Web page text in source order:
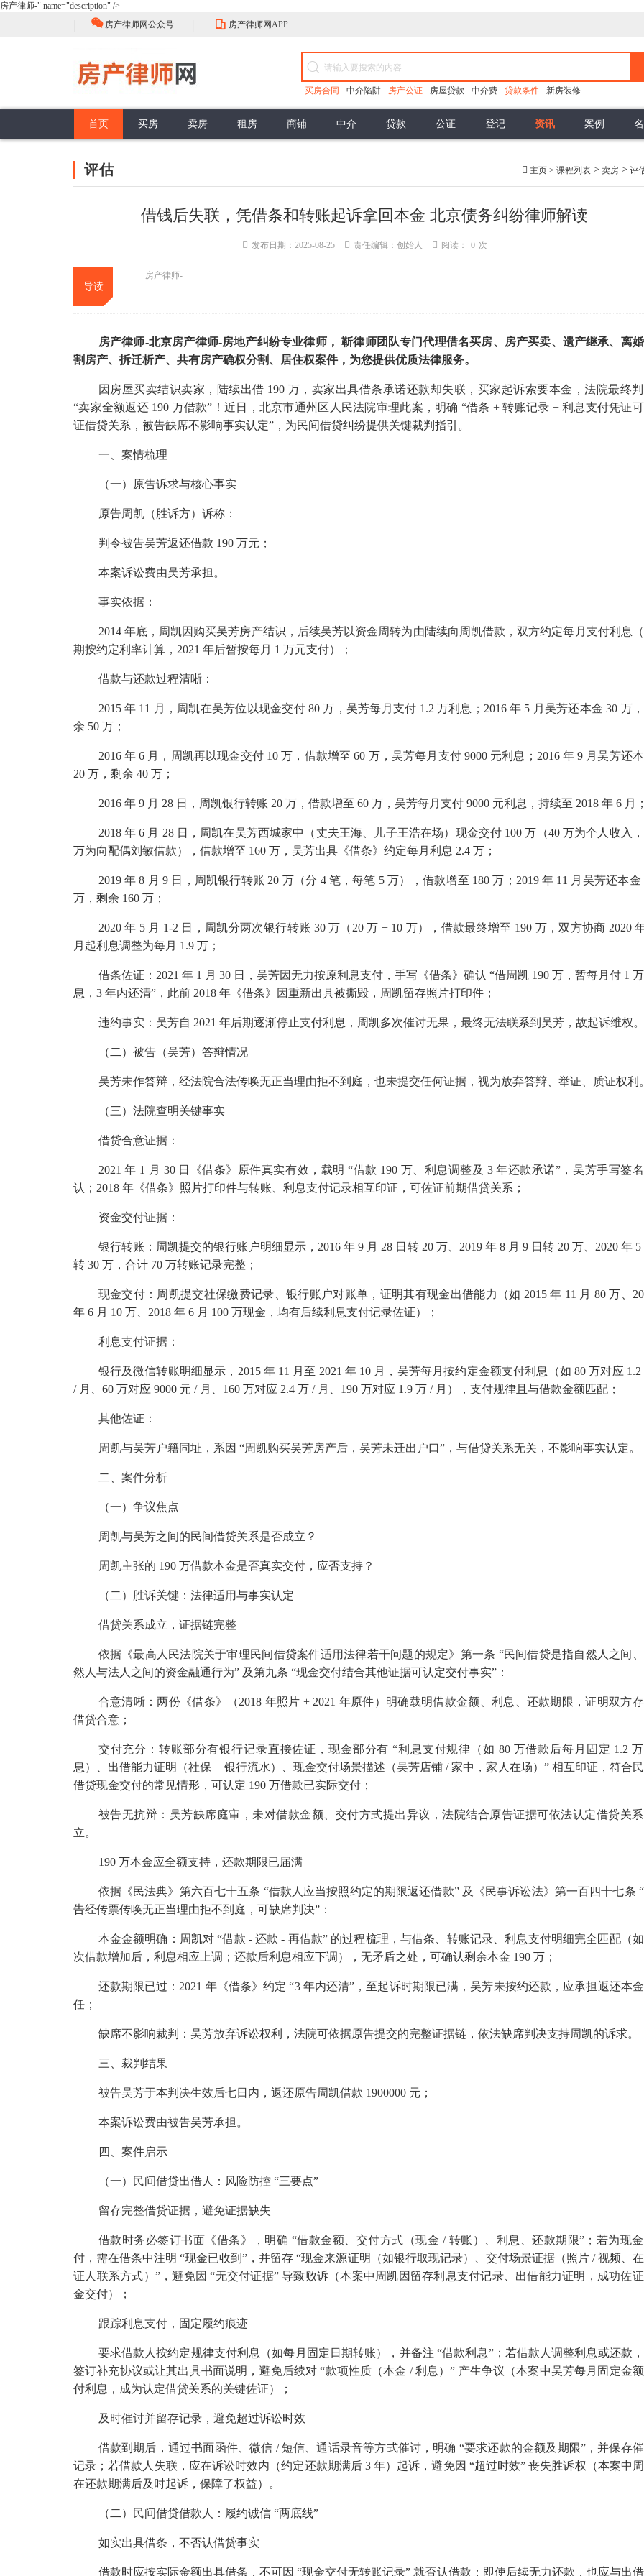
房产律师-" name="description" />
房产律师网公众号 房产律师网APP
买房合同 中介陷阱 房产公证 房屋贷款 中介费 贷款条件 新房装修
首页 买房
面积误差 面积误差 公共部分 共有部分 按揭合同 交付条件 逾期交房 逾期付款 逾期办证
卖房 租房 商铺 中介 贷款 公证 登记 资讯
行业动态
案例
评估 主页 > 课程列表 > 卖房 > 评
借钱后失联，凭借条和转账起诉拿回本金 北京债务纠纷律师解读
发布日期：2025-08-25 责任编辑：创始人 阅读： 0 次
导读
房产律师-
房产律师-北京房产律师-房地产纠纷专业律师， 靳律师团队专门代理借名买房、房产买卖、遗产继承、离
割房产、拆迁析产、共有房产确权分割、居住权案件，为您提供优质法律服务。
因房屋买卖结识卖家，陆续出借 190 万，卖家出具借条承诺还款却失联，买家起诉索要本金，法院最终
“卖家全额返还190 万借款”！近日，北京市通州区人民法院审理此案，明确 “借条 +转账记录 +利息支付凭证
证借贷关系，被告缺席不影响事实认定”，为民间借贷纠纷提供关键裁判指引。
一、案情梳理
（一）原告诉求与核心事实
原告周凯（胜诉方）诉称：
判令被告吴芳返还借款 190 万元；
本案诉讼费由吴芳承担。
事实依据：
2014 年底，周凯因购买吴芳房产结识，后续吴芳以资金周转为由陆续向周凯借款，双方约定每月支付利息
期按约定利率计算， 2021 年后暂按每月 1 万元支付）；
借款与还款过程清晰：
2015 年 11 月，周凯在吴芳位以现金交付80万，吴芳每月支付 1.2 万利息； 2016 年 5 月吴芳还本金 30 万
余 50 万；
2016 年 6 月，周凯再以现金交付10万，借款增至 60 万，吴芳每月支付9000 元利息； 2016 年 9 月吴芳还
20 万，剩余 40 万；
2016 年9 月 28 日，周凯银行转账 20 万，借款增至 60 万，吴芳每月支付9000 元利息，持续至 2018 年6 月；
2018 年6 月 28 日，周凯在吴芳西城家中（丈夫王海、儿子王浩在场）现金交付 100万（40 万为个人收入，
万为向配偶刘敏借款），借款增至 160 万，吴芳出具《借条》约定每月利息 2.4 万；
2019 年 8 月 9 日，周凯银行转账 20 万（分 4 笔，每笔 5万），借款增至 180万； 2019 年 11 月吴芳还本金
万，剩余 160 万；
2020年 5 月 1-2 日，周凯分两次银行转账 30 万（ 20万 + 10 万），借款最终增至 190 万，双方协商 2020
月起利息调整为每月 1.9 万；
借条佐证： 2021 年1 月 30 日，吴芳因无力按原利息支付，手写《借条》确认 “借周凯190 万，暂每月付 1
息， 3 年内还清”，此前 2018 年《借条》因重新出具被撕毁，周凯留存照片打印件；
违约事实：吴芳自 2021 年后期逐渐停止支付利息，周凯多次催讨无果，最终无法联系到吴芳，故起诉维权。
（二）被告（吴芳）答辩情况
吴芳未作答辩，经法院合法传唤无正当理由拒不到庭，也未提交任何证据，视为放弃答辩、举证、质证权利。
（三）法院查明关键事实
借贷合意证据：
2021年 1 月 30 日《借条》原件真实有效，载明 “借款 190 万、利息调整及 3年还款承诺”，吴芳手写签
认； 2018 年《借条》照片打印件与转账、利息支付记录相互印证，可佐证前期借贷关系；
资金交付证据：
银行转账：周凯提交的银行账户明细显示， 2016年 9 月 28 日转20 万、 2019 年 8 月 9 日转 20 万、 2020 年5
转 30 万，合计 70 万转账记录完整；
现金交付：周凯提交社保缴费记录、银行账户对账单，证明其有现金出借能力（如 2015年 11 月 80万、
年 6 月 10 万、 2018 年 6 月 100 万现金，均有后续利息支付记录佐证）；
利息支付证据：
银行及微信转账明细显示， 2015 年11 月至 2021 年10 月，吴芳每月按约定金额支付利息（如 80万对应 1.2
/ 月、 60 万对应 9000 元 / 月、 160 万对应 2.4 万 / 月、 190 万对应 1.9 万 / 月），支付规律且与借款金额匹配；
其他佐证：
周凯与吴芳户籍同址，系因 “周凯购买吴芳房产后，吴芳未迁出户口”，与借贷关系无关，不影响事实认定。
二、案件分析
（一）争议焦点
周凯与吴芳之间的民间借贷关系是否成立？
周凯主张的 190 万借款本金是否真实交付，应否支持？
（二）胜诉关键：法律适用与事实认定
借贷关系成立，证据链完整
依据《最高人民法院关于审理民间借贷案件适用法律若干问题的规定》第一条 “民间借贷是指自然人之间
然人与法人之间的资金融通行为” 及第九条 “现金交付结合其他证据可认定交付事实”：
合意清晰：两份《借条》（2018 年照片 + 2021 年原件）明确载明借款金额、利息、还款期限，证明双方
借贷合意；
交付充分：转账部分有银行记录直接佐证，现金部分有 “利息支付规律（如 80 万借款后每月固定 1.2
息）、出借能力证明（社保 + 银行流水）、现金交付场景描述（吴芳店铺 /家中，家人在场）” 相互印证，符合
借贷现金交付的常见情形，可认定 190 万借款已实际交付；
被告无抗辩：吴芳缺席庭审，未对借款金额、交付方式提出异议，法院结合原告证据可依法认定借贷关
立。
190 万本金应全额支持，还款期限已届满
依据《民法典》第六百七十五条 “借款人应当按照约定的期限返还借款” 及《民事诉讼法》第一百四十七条
告经传票传唤无正当理由拒不到庭，可缺席判决”：
本金金额明确：周凯对 “借款 - 还款 - 再借款” 的过程梳理，与借条、转账记录、利息支付明细完全匹配（
次借款增加后，利息相应上调；还款后利息相应下调），无矛盾之处，可确认剩余本金 190 万；
还款期限已过： 2021 年《借条》约定 “3 年内还清”，至起诉时期限已满，吴芳未按约还款，应承担返还本
任；
缺席不影响裁判：吴芳放弃诉讼权利，法院可依据原告提交的完整证据链，依法缺席判决支持周凯的诉求。
三、裁判结果
被告吴芳于本判决生效后七日内，返还原告周凯借款 1900000 元；
本案诉讼费由被告吴芳承担。
四、案件启示
（一）民间借贷出借人：风险防控 “三要点”
留存完整借贷证据，避免证据缺失
借款时务必签订书面《借条》，明确 “借款金额、交付方式（现金 / 转账）、利息、还款期限”；若为现
付，需在借条中注明 “现金已收到”，并留存 “现金来源证明（如银行取现记录）、交付场景证据（照片/视频、
证人联系方式）”，避免因 “无交付证据” 导致败诉（本案中周凯因留存利息支付记录、出借能力证明，成功佐
金交付）；
跟踪利息支付，固定履约痕迹
要求借款人按约定规律支付利息（如每月固定日期转账），并备注 “借款利息”；若借款人调整利息或还款
签订补充协议或让其出具书面说明，避免后续对 “款项性质（本金 /利息）” 产生争议（本案中吴芳每月固定金
付利息，成为认定借贷关系的关键佐证）；
及时催讨并留存记录，避免超过诉讼时效
借款到期后，通过书面函件、微信 /短信、通话录音等方式催讨，明确 “要求还款的金额及期限”，并保存
记录；若借款人失联，应在诉讼时效内（约定还款期满后3年）起诉，避免因 “超过时效” 丧失胜诉权（本案中
在还款期满后及时起诉，保障了权益）。
（二）民间借贷借款人：履约诚信 “两底线”
如实出具借条，不否认借贷事实
借款时应按实际金额出具借条，不可因 “现金交付无转账记录” 就否认借款；即使后续无力还款，也应与出借